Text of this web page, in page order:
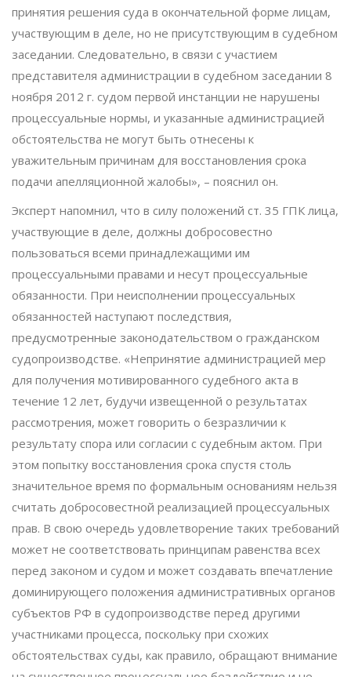
принятия решения суда в окончательной форме лицам,
участвующим в деле, но не присутствующим в судебном
заседании. Следовательно, в связи с участием
представителя администрации в судебном заседании 8
ноября 2012 г. судом первой инстанции не нарушены
процессуальные нормы, и указанные администрацией
обстоятельства не могут быть отнесены к
уважительным причинам для восстановления срока
подачи апелляционной жалобы», – пояснил он.
Эксперт напомнил, что в силу положений ст. 35 ГПК лица,
участвующие в деле, должны добросовестно
пользоваться всеми принадлежащими им
процессуальными правами и несут процессуальные
обязанности. При неисполнении процессуальных
обязанностей наступают последствия,
предусмотренные законодательством о гражданском
судопроизводстве. «Непринятие администрацией мер
для получения мотивированного судебного акта в
течение 12 лет, будучи извещенной о результатах
рассмотрения, может говорить о безразличии к
результату спора или согласии с судебным актом. При
этом попытку восстановления срока спустя столь
значительное время по формальным основаниям нельзя
считать добросовестной реализацией процессуальных
прав. В свою очередь удовлетворение таких требований
может не соответствовать принципам равенства всех
перед законом и судом и может создавать впечатление
доминирующего положения административных органов
субъектов РФ в судопроизводстве перед другими
участниками процесса, поскольку при схожих
обстоятельствах суды, как правило, обращают внимание